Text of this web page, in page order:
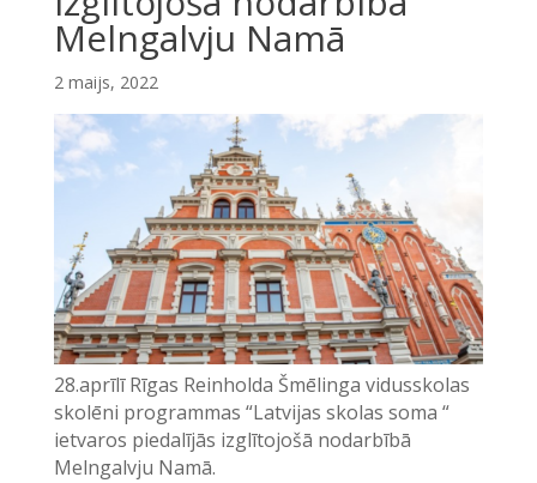
Melngalvju Namā
2 maijs, 2022
28.aprīlī Rīgas Reinholda Šmēlinga vidusskolas
skolēni programmas “Latvijas skolas soma “
ietvaros piedalījās izglītojošā nodarbībā
Melngalvju Namā.